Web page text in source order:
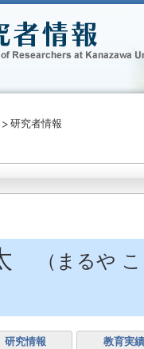
研究者情報
（まるや
研究情報 教育実績